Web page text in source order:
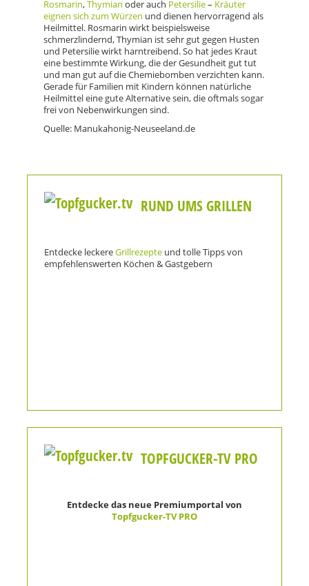
Rosmarin,Thymian oder auch Petersilie– Kräuter
eignen sich zum Würzen und dienen hervorragend als
Heilmittel. Rosmarin wirkt beispielsweise
schmerzlindernd, Thymian ist sehr gut gegen Husten
und Petersilie wirkt harntreibend. So hat jedes Kraut
eine bestimmte Wirkung, die der Gesundheit gut tut
und man gut auf die Chemiebomben verzichten kann.
Gerade für Familien mit Kindern können natürliche
Heilmittel eine gute Alternative sein, die oftmals sogar
frei von Nebenwirkungen sind.
Quelle: Manukahonig-Neuseeland.de
RUND UMS GRILLEN
Entdecke leckereGrillrezepte und tolle Tipps von
empfehlenswerten Köchen & Gastgebern
TOPFGUCKER-TV PRO
Entdecke das neue Premiumportal von
Topfgucker-TV PRO